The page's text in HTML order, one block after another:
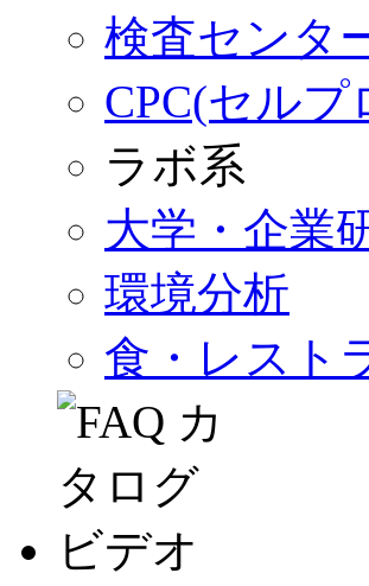
検査センタ
CPC(セル
ラボ系
大学・企業
環境分析
食・レスト